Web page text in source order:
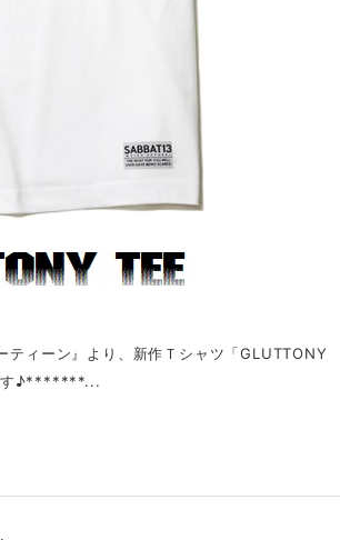
ィーン』より、新作Ｔシャツ「GLUTTONY
す♪*******...